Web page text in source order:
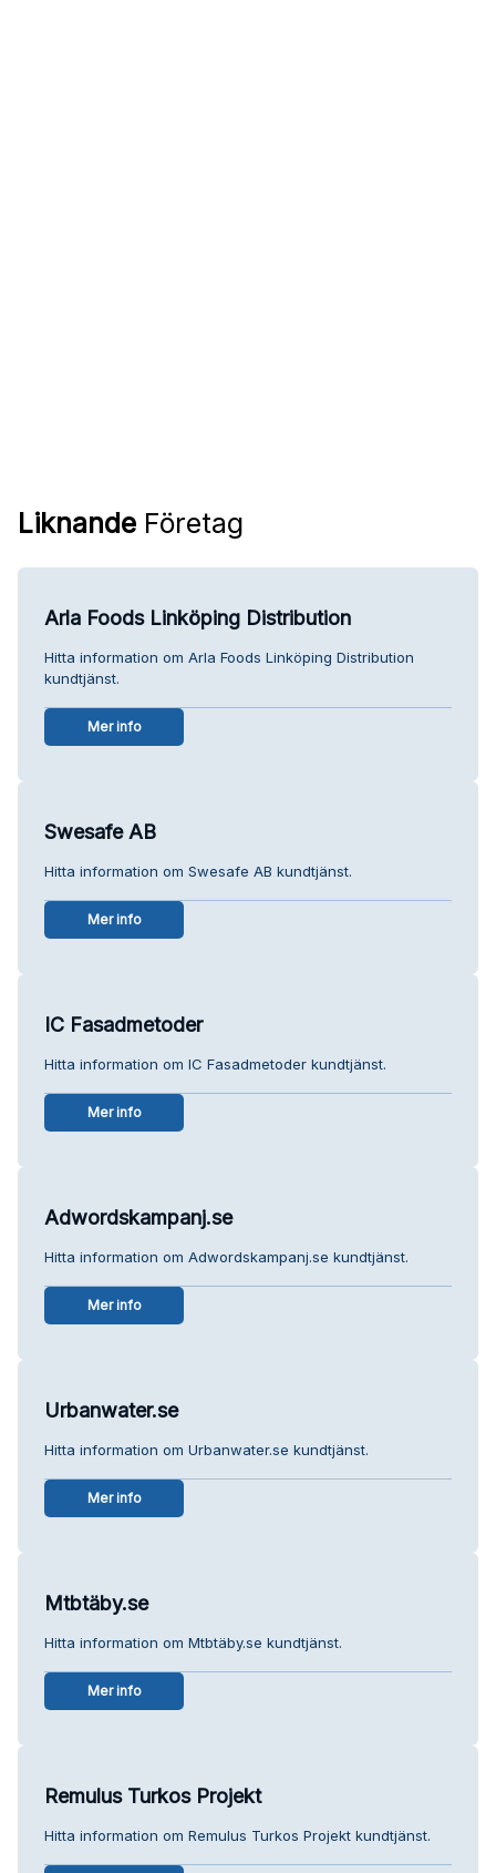
Liknande Företag
Arla Foods Linköping Distribution
Hitta information om Arla Foods Linköping Distribution
kundtjänst.
Mer info
Swesafe AB
Hitta information om Swesafe AB kundtjänst.
Mer info
IC Fasadmetoder
Hitta information om IC Fasadmetoder kundtjänst.
Mer info
Adwordskampanj.se
Hitta information om Adwordskampanj.se kundtjänst.
Mer info
Urbanwater.se
Hitta information om Urbanwater.se kundtjänst.
Mer info
Mtbtäby.se
Hitta information om Mtbtäby.se kundtjänst.
Mer info
Remulus Turkos Projekt
Hitta information om Remulus Turkos Projekt kundtjänst.